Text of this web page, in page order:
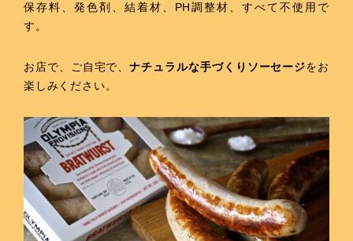
保存料、発色剤、結着材、PH調整材、すべて不使用で
す。
お店で、ご自宅で、ナチュラルな手づくりソーセージをお
楽しみください。